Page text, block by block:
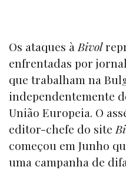
Os ataques à Bivol
enfrentadas por
que trabalham na
independentemente
União Europeia. O
editor-chefe do site
começou em Junho
uma campanha de